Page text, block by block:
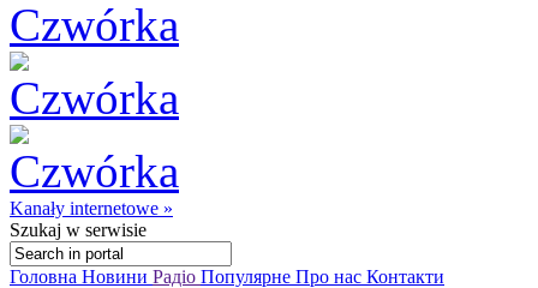
Kanały internetowe »
Szukaj w serwisie
Головна Новини Радіо Популярне Про нас Контакти